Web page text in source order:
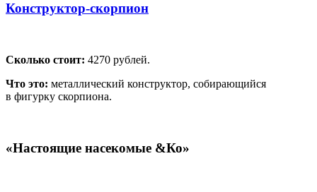
Конструктор-скорпион
Сколько стоит: 4270 рублей.
Что это: металлический конструктор, собирающийся
в фигурку скорпиона.
«Настоящие насекомые &Ко»